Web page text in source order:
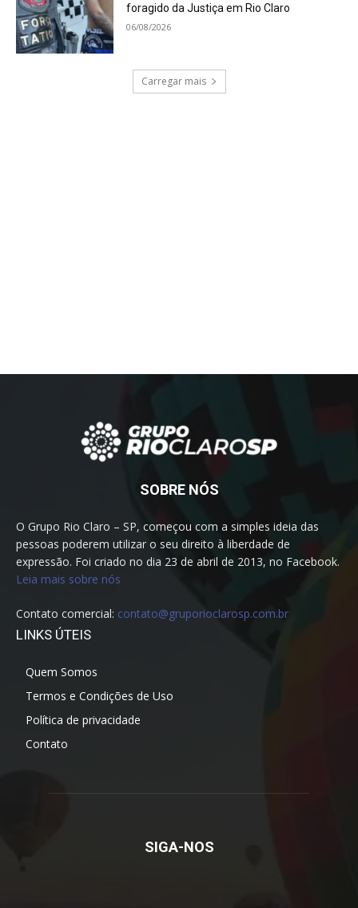
foragido da Justiça em Rio Claro
06/08/2026
Carregar mais
SOBRE NÓS
O Grupo Rio Claro – SP, começou com a simples ideia das
pessoas poderem utilizar o seu direito à liberdade de
expressão. Foi criado no dia 23 de abril de 2013, no Facebook.
Leia mais sobre nós
Contato comercial: contato@gruporioclarosp.com.br
LINKS ÚTEIS
Quem Somos
Termos e Condições de Uso
Política de privacidade
Contato
SIGA-NOS